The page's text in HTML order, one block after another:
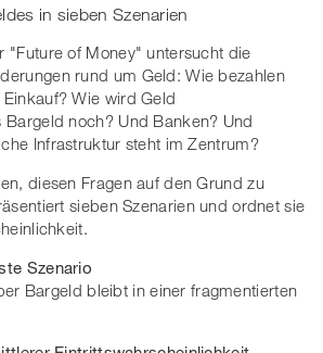
in sieben Szenarien
"Future of Money" untersucht die
rund um Geld: Wie bezahlen
Wie wird Geld
noch? Und Banken? Und
Infrastruktur steht im Zentrum?
diesen Fragen auf den Grund zu
sieben Szenarien und ordnet sie
Szenario
Bargeld bleibt in einer fragmentierten